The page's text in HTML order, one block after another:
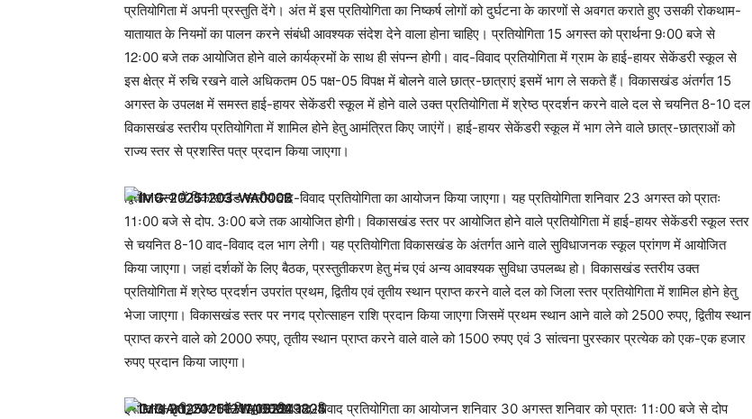
प्रतियोगिता में अपनी प्रस्तुति देंगे। अंत में इस प्रतियोगिता का निष्कर्ष लोगों को दुर्घटना के कारणों से अवगत कराते हुए उसकी रोकथाम-
यातायात के नियमों का पालन करने संबंधी आवश्यक संदेश देने वाला होना चाहिए। प्रतियोगिता 15 अगस्त को प्रार्थना 9ः00 बजे से
12ः00 बजे तक आयोजित होने वाले कार्यक्रमों के साथ ही संपन्न होगी। वाद-विवाद प्रतियोगिता में ग्राम के हाई-हायर सेकेंडरी स्कूल से
इस क्षेत्र में रुचि रखने वाले अधिकतम 05 पक्ष-05 विपक्ष में बोलने वाले छात्र-छात्राएं इसमें भाग ले सकते हैं। विकासखंड अंतर्गत 15
अगस्त के उपलक्ष में समस्त हाई-हायर सेकेंडरी स्कूल में होने वाले उक्त प्रतियोगिता में श्रेष्ठ प्रदर्शन करने वाले दल से चयनित 8-10 दल
विकासखंड स्तरीय प्रतियोगिता में शामिल होने हेतु आमंत्रित किए जाएंगें। हाई-हायर सेकेंडरी स्कूल में भाग लेने वाले छात्र-छात्राओं को
राज्य स्तर से प्रशस्ति पत्र प्रदान किया जाएगा।
द्वितीय चरण में विकासखंड स्तरीय वाद-विवाद प्रतियोगिता का आयोजन किया जाएगा। यह प्रतियोगिता शनिवार 23 अगस्त को प्रातः
11ः00 बजे से दोप. 3ः00 बजे तक आयोजित होगी। विकासखंड स्तर पर आयोजित होने वाले प्रतियोगिता में हाई-हायर सेकेंडरी स्कूल स्तर
से चयनित 8-10 वाद-विवाद दल भाग लेगी। यह प्रतियोगिता विकासखंड के अंतर्गत आने वाले सुविधाजनक स्कूल प्रांगण में आयोजित
किया जाएगा। जहां दर्शकों के लिए बैठक, प्रस्तुतीकरण हेतु मंच एवं अन्य आवश्यक सुविधा उपलब्ध हो। विकासखंड स्तरीय उक्त
प्रतियोगिता में श्रेष्ठ प्रदर्शन उपरांत प्रथम, द्वितीय एवं तृतीय स्थान प्राप्त करने वाले दल को जिला स्तर प्रतियोगिता में शामिल होने हेतु
भेजा जाएगा। विकासखंड स्तर पर नगद प्रोत्साहन राशि प्रदान किया जाएगा जिसमें प्रथम स्थान आने वाले को 2500 रुपए, द्वितीय स्थान
प्राप्त करने वाले को 2000 रुपए, तृतीय स्थान प्राप्त करने वाले वाले को 1500 रुपए एवं 3 सांत्वना पुरस्कार प्रत्येक को एक-एक हजार
रुपए प्रदान किया जाएगा।
इसी तरह तृतीय चरण में जिला स्तरीय वाद-विवाद प्रतियोगिता का आयोजन शनिवार 30 अगस्त शनिवार को प्रातः 11ः00 बजे से दोप